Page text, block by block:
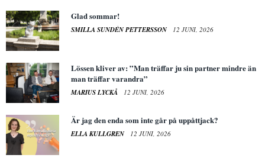
Glad sommar!
SMILLA SUNDÉN PETTERSSON 12 JUNI, 2026
Lössen kliver av: ”Man träffar ju sin partner mindre än
man träffar varandra”
MARIUS LYCKÅ 12 JUNI, 2026
Är jag den enda som inte går på uppåttjack?
ELLA KULLGREN 12 JUNI, 2026